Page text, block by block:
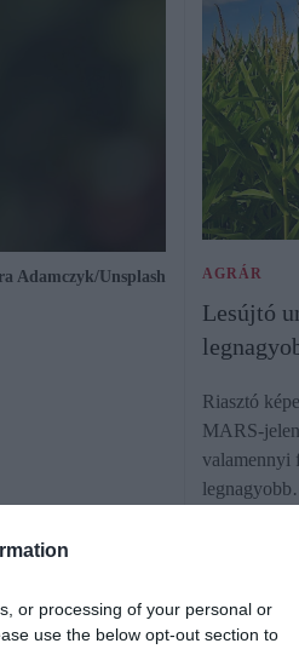
or processing of your personal or
use the below opt-out section to
Adamczyk/Unsplash AGRÁR
Lesújtó
Riasztó
MARS-
valamennyi